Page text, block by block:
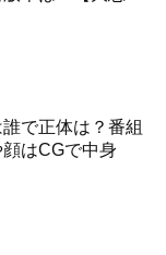
で正体は？番組
はCGで中身